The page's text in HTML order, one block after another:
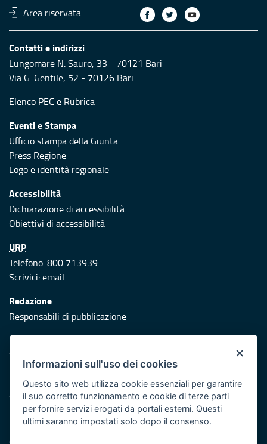
Area riservata
Contatti e indirizzi
Lungomare N. Sauro, 33 - 70121 Bari
Via G. Gentile, 52 - 70126 Bari
Elenco PEC e Rubrica
Eventi e Stampa
Ufficio stampa della Giunta
Press Regione
Logo e identità regionale
Accessibilità
Dichiarazione di accessibilità
Obiettivi di accessibilità
URP
Telefono: 800 713939
Scrivici:email
Redazione
Responsabili di pubblicazione
Protezione civile
Vai al sito di Protezione Civile Puglia
Iniziativa finanziata con risorse del POR Puglia 2014/2020 -
Asse XI
Note legali
×
Informazioni sull'uso dei cookies
Questo sito web utilizza cookie essenziali per garantire
il suo corretto funzionamento e cookie di terze parti
per fornire servizi erogati da portali esterni. Questi
ultimi saranno impostati solo dopo il consenso.